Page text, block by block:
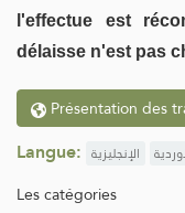
l'effectue est
délaisse n'est pas
Présentation des
Langue: الإنجليزية
Les catégories